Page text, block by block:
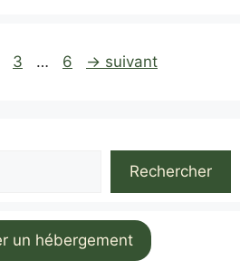
Page
3 … Page
6 → suivant
Rechercher
un hébergement